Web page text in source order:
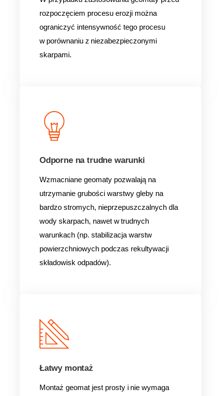
rozpoczęciem procesu erozji można
ograniczyć intensywność tego procesu
w porównaniu z niezabezpieczonymi
skarpami.
Odporne na trudne warunki
Wzmacniane geomaty pozwalają na
utrzymanie grubości warstwy gleby na
bardzo stromych, nieprzepuszczalnych dla
wody skarpach, nawet w trudnych
warunkach (np. stabilizacja warstw
powierzchniowych podczas rekultywacji
składowisk odpadów).
Łatwy montaż
Montaż geomat jest prosty i nie wymaga